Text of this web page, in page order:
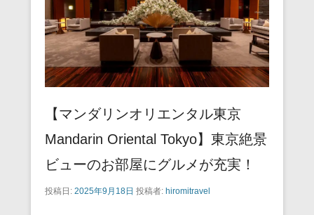
【マンダリンオリエンタル東京
Mandarin Oriental Tokyo】東京絶景
ビューのお部屋にグルメが充実！
投稿日: 2025年9月18日 投稿者: hiromitravel